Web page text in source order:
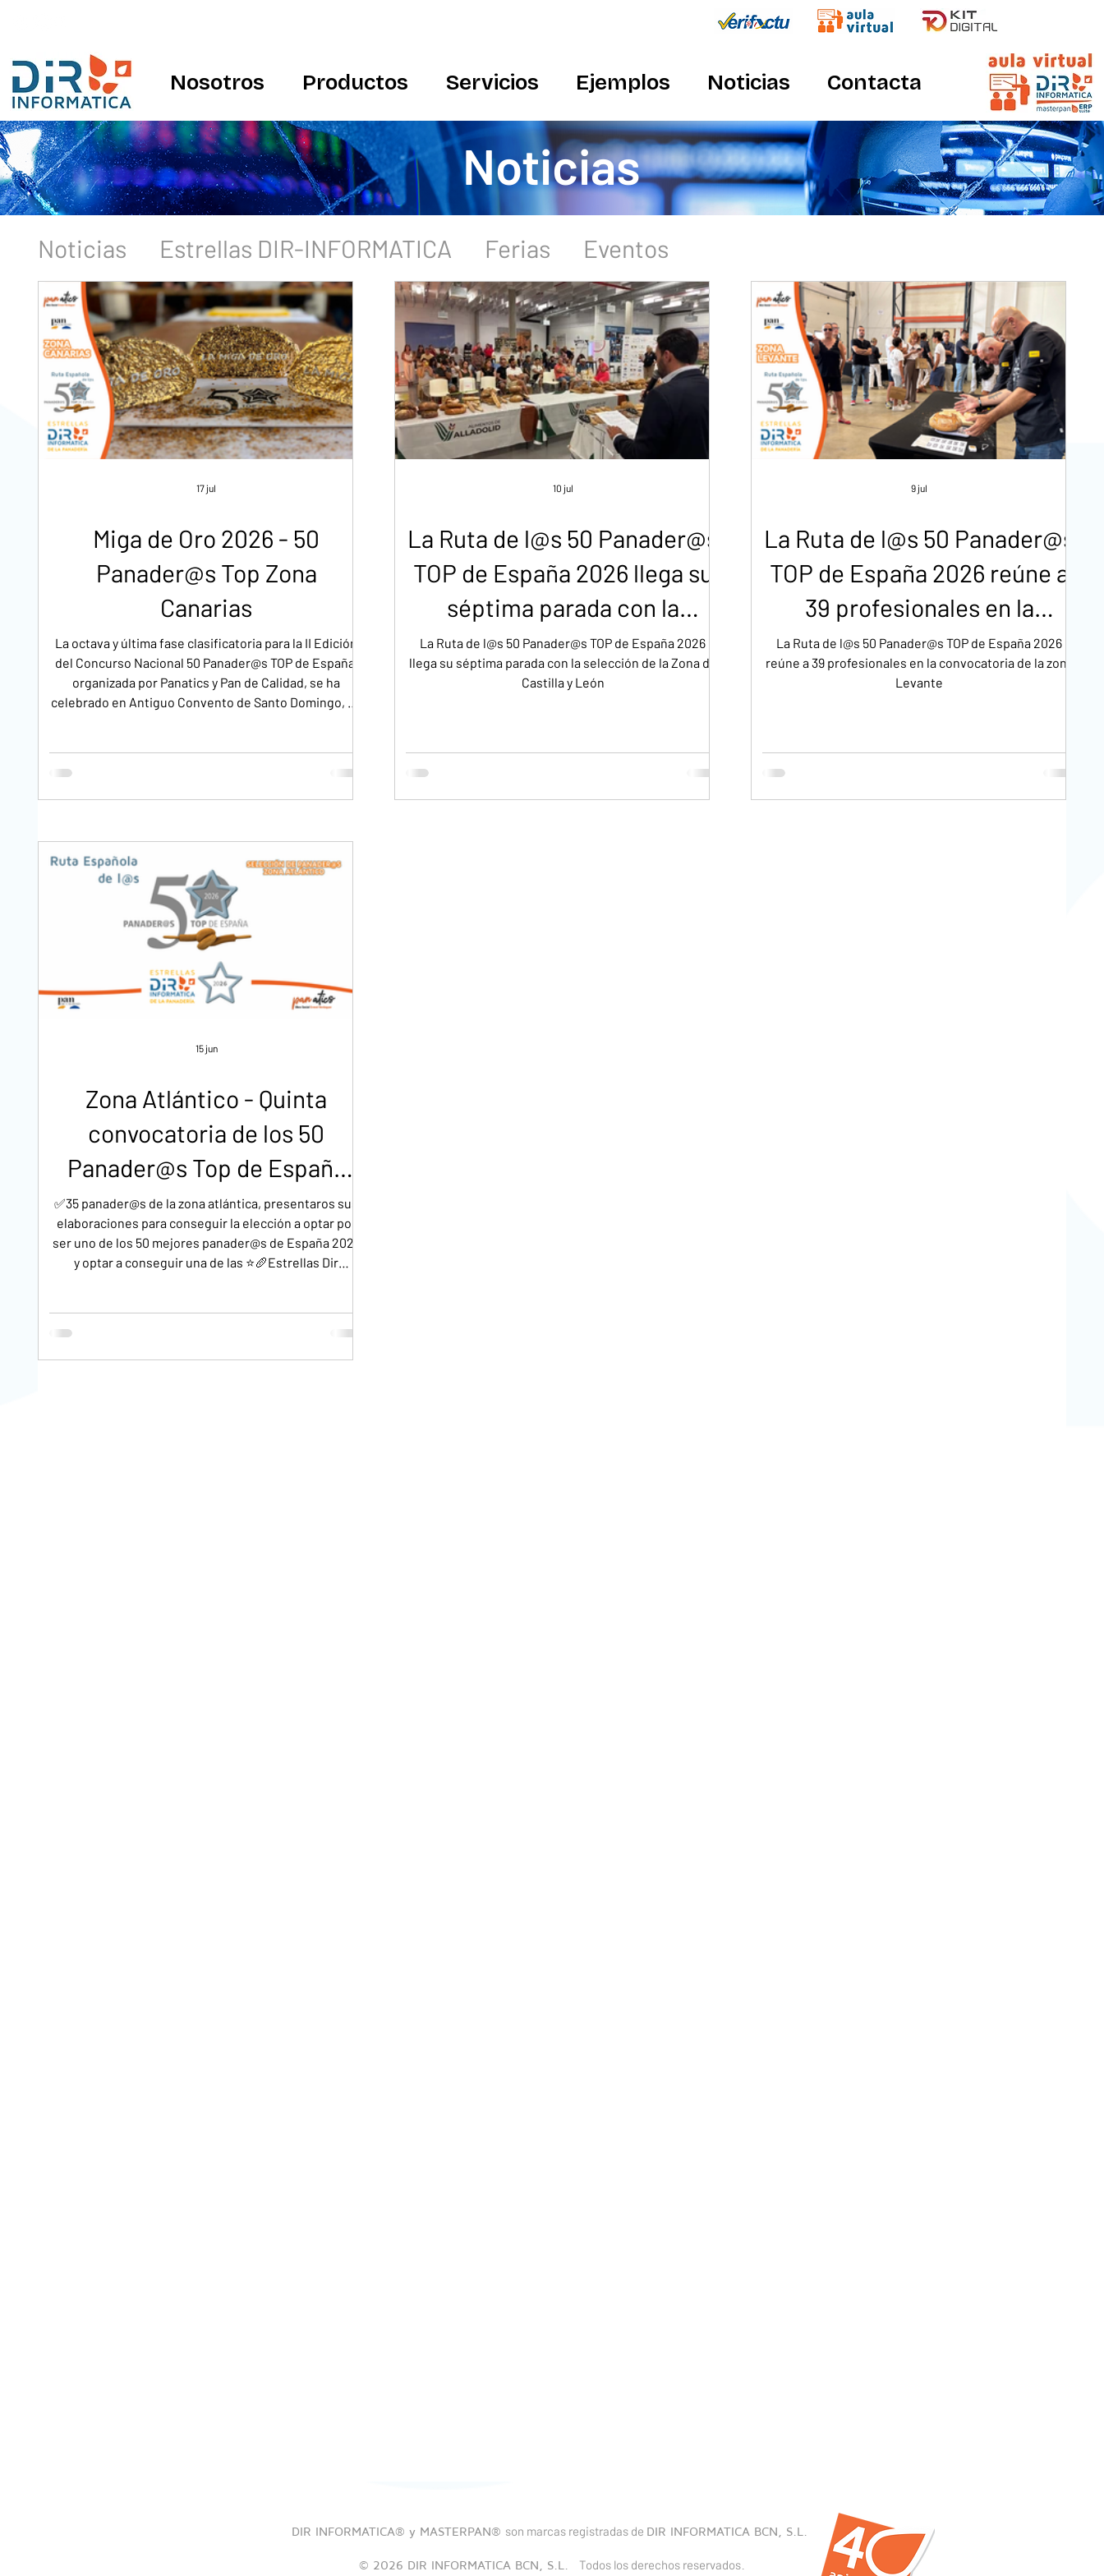
Noticias
Noticias Estrellas DIR-INFORMATICA Ferias Eventos
Miga de Oro 2026 - 50
Panader@s Top Zona
Canarias
La octava y última fase clasificatoria para la II Edición
del Concurso Nacional 50 Panader@s TOP de España,
organizada por Panatics y Pan de Calidad, se ha
celebrado en Antiguo Convento de Santo Domingo, en
17 jul
La Ruta de l@s 50 Panader@s
TOP de España 2026 llega su
séptima parada con la
selección de la Zona de
Castilla y León
La Ruta de l@s 50 Panader@s TOP de España 2026
llega su séptima parada con la selección de la Zona de
Castilla y León
10 jul
La Ruta de l@s 50 Panader@s
TOP de España 2026 reúne a
39 profesionales en la
convocatoria de la zona
Levante
La Ruta de l@s 50 Panader@s TOP de España 2026
reúne a 39 profesionales en la convocatoria de la zona
Levante
9 jul
Zona Atlántico - Quinta
convocatoria de los 50
Panader@s Top de España
2026. Premio Estrellas Dir
Informática de la Panadería.
✅35 panader@s de la zona atlántica, presentaros sus
elaboraciones para conseguir la elección a optar por
ser uno de los 50 mejores panader@s de España 2026
y optar a conseguir una de las ⭐🥖Estrellas Dir
15 jun
Nosotros Productos Servicios Ejemplos Noticias Contacta
DIR INFORMATICA® y MASTERPAN® son marcas registradas de DIR INFORMATICA BCN, S.L.
© 2026 DIR INFORMATICA BCN, S.L. Todos los derechos reservados.